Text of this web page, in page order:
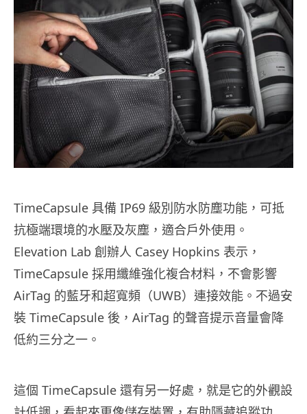
TimeCapsule 具備 IP69 級別防水防塵功能，可抵
抗極端環境的水壓及灰塵，適合戶外使用。
Elevation Lab 創辦人 Casey Hopkins 表示，
TimeCapsule 採用纖維強化複合材料，不會影響
AirTag 的藍牙和超寬頻（UWB）連接效能。不過安
裝 TimeCapsule 後，AirTag 的聲音提示音量會降
低約三分之一。
這個 TimeCapsule 還有另一好處，就是它的外觀設